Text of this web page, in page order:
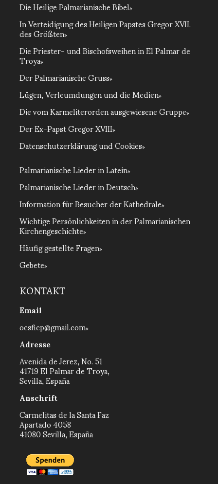
Die Heilige Palmarianische Bibel
In Verteidigung des Heiligen Papstes Gregor XVII.
des Größten
Die Priester- und Bischofsweihen in El Palmar de
Troya
Der Palmarianische Gruss
Lügen, Verleumdungen und die Medien
Die vom Karmeliterorden ausgewiesene Gruppe
Der Ex-Papst Gregor XVIII
Datenschutzerklärung und Cookies
Palmarianische Lieder in Latein
Palmarianische Lieder in Deutsch
Information für Besucher der Kathedrale
Wichtige Persönlichkeiten in der Palmarianischen
Kirchengeschichte
Häufig gestellte Fragen
Gebete
KONTAKT
Email
ocsficp@gmail.com
Adresse
Avenida de Jerez, No. 51
41719 El Palmar de Troya,
Sevilla, España
Anschrift
Carmelitas de la Santa Faz
Apartado 4058
41080 Sevilla, España